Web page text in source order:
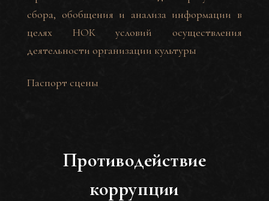
сбора, обобщения и анализа информации в
целях НОК условий осуществления
деятельности организации культуры
Паспорт сцены
Противодействие
коррупции